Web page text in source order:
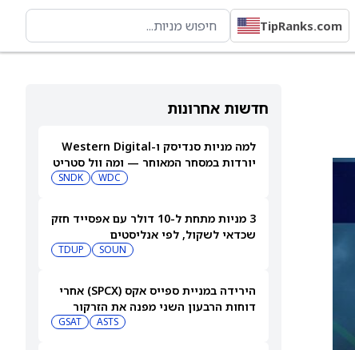
TipRanks.com
חדשות אחרונות
למה מניות סנדיסק ו-Western Digital
יורדות במסחר המאוחר — ומה וול סטריט
WDC
SNDK
3 מניות מתחת ל-10 דולר עם אפסייד חזק
שכדאי לשקול, לפי אנליסטים
SOUN
TDUP
הירידה במניית ספייס אקס (SPCX) אחרי
דוחות הרבעון השני מפנה את הזרקור
לקרנות סל חלל עם חשיפה גבוהה
ASTS
GSAT